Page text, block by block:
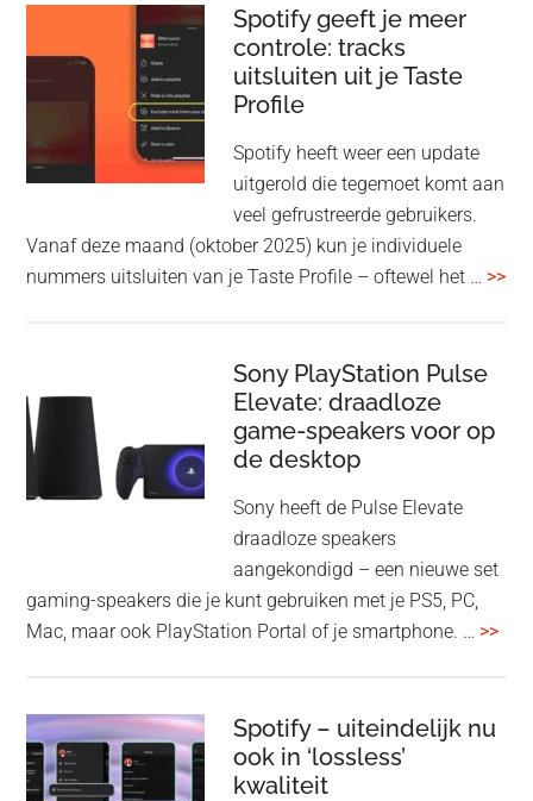
sharing
WF-
en
1000XM6
nieuwe
Spotify geeft je meer
controle: tracks
uitsluiten uit je Taste
Profile
Spotify heeft weer een update
uitgerold die tegemoet komt aan
veel gefrustreerde gebruikers.
Vanaf deze maand (oktober 2025) kun je individuele
nummers uitsluiten van je Taste Profile – oftewel het … >>
Sony PlayStation Pulse
Elevate: draadloze
game-speakers voor op
de desktop
Sony heeft de Pulse Elevate
draadloze speakers
aangekondigd – een nieuwe set
gaming-speakers die je kunt gebruiken met je PS5, PC,
Mac, maar ook PlayStation Portal of je smartphone. … >>
Spotify – uiteindelijk nu
ook in ‘lossless’
kwaliteit